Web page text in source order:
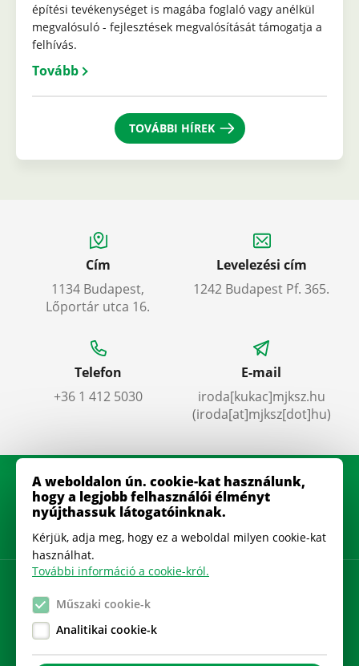
építési tevékenységet is magába foglaló vagy anélkül
megvalósuló - fejlesztések megvalósítását támogatja a
felhívás.
Tovább
TOVÁBBI HÍREK
Cím
1134 Budapest,
Lőportár utca 16.
Levelezési cím
1242 Budapest Pf. 365.
Telefon
+36 1 412 5030
E-mail
iroda[kukac]mjksz.hu
(iroda[at]mjksz[dot]hu)
Gyakran Ismételt Kérdések
Cookie beállítások
A weboldalon ún. cookie-kat használunk,
hogy a legjobb felhasználói élményt
nyújthassuk látogatóinknak.
Kérjük, adja meg, hogy ez a weboldal milyen cookie-kat
használhat.
További információ a cookie-król.
Műszaki cookie-k
Analitikai cookie-k